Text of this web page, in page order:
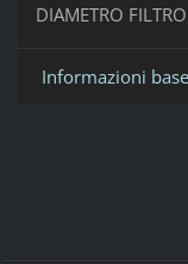
DIAMETRO
Informazioni base